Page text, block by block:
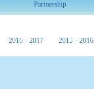
Partnership
2016 - 2017 2015 - 2016